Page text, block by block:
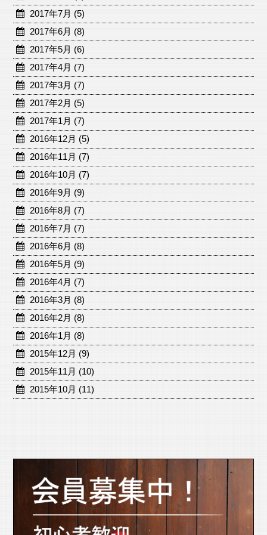
2017年7月 (5)
2017年6月 (8)
2017年5月 (6)
2017年4月 (7)
2017年3月 (7)
2017年2月 (5)
2017年1月 (7)
2016年12月 (5)
2016年11月 (7)
2016年10月 (7)
2016年9月 (9)
2016年8月 (7)
2016年7月 (7)
2016年6月 (8)
2016年5月 (9)
2016年4月 (7)
2016年3月 (8)
2016年2月 (8)
2016年1月 (8)
2015年12月 (9)
2015年11月 (10)
2015年10月 (11)